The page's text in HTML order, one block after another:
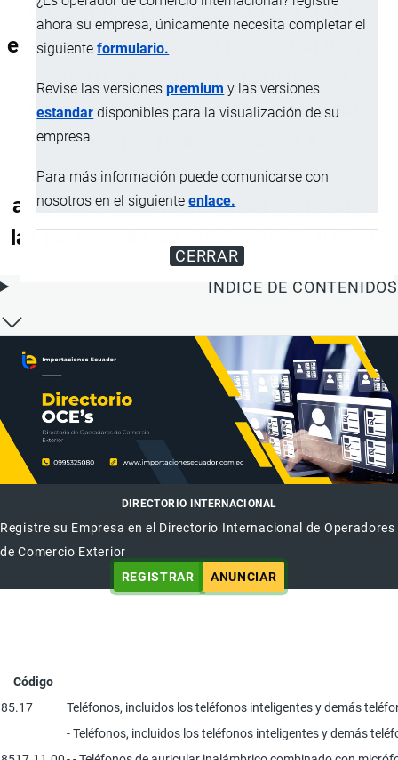
ahora su empresa, únicamente necesita completar el
siguienteformulario.
Revise las versionespremium y las versiones
estandar disponibles para la visualización de su
empresa.
Para más información puede comunicarse con
nosotros en el siguienteenlace.
CERRAR
inalámbricas; los demás aparatos de
emisión, transmisión o recepción de voz,
imagen u otros datos, incluidos los de
comunicación en red con o sin cable
(tales como redes locales (LAN) o
extendidas (WAN)), distintos de los
aparatos de transmisión o recepción de
las partidas 84.43, 85.25, 85.27 u 85.28
ÍNDICE DE CONTENIDOS
DIRECTORIO INTERNACIONAL
Registre su Empresa en el Directorio Internacional de Operadores
de Comercio Exterior
REGISTRAR
ANUNCIAR
Código
85.17
Teléfonos, incluidos los teléfonos inteligentes y demás
- Teléfonos, incluidos los teléfonos inteligentes y demás